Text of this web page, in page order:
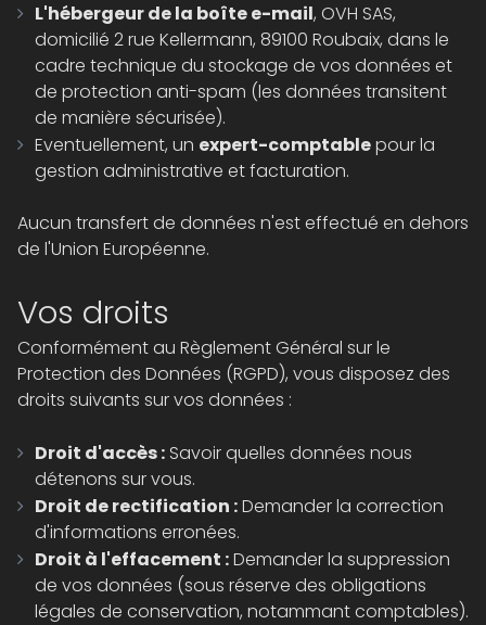
L'hébergeur de la boîte e-mail, OVH SAS,
domicilié 2 rue Kellermann, 89100 Roubaix, dans le
cadre technique du stockage de vos données et
de protection anti-spam (les données transitent
de manière sécurisée).
Eventuellement, un expert-comptablepour la
gestion administrative et facturation.
Aucun transfert de données n'est effectué en dehors
de l'Union Européenne.
Vos droits
Conformément au Règlement Général sur le
Protection des Données (RGPD), vous disposez des
droits suivants sur vos données :
Droit d'accès : Savoir quelles données nous
détenons sur vous.
Droit de rectification :Demander la correction
d'informations erronées.
Droit à l'effacement :Demander la suppression
de vos données (sous réserve des obligations
légales de conservation, notammant comptables).